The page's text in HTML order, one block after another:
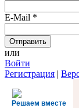
E-Mail *
или
Войти
Регистрация |
Решаем вместе